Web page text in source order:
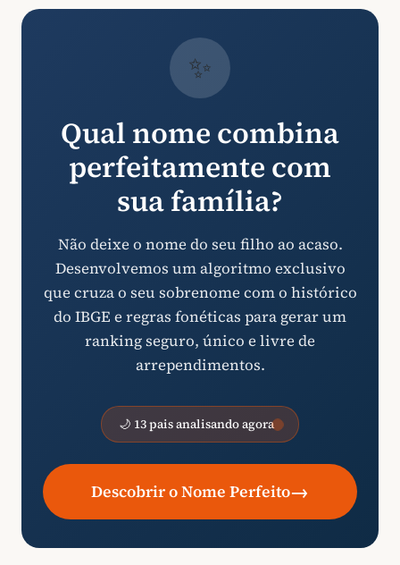
✨
Qual nome combina
perfeitamente com
sua família?
Não deixe o nome do seu filho ao acaso.
Desenvolvemos um algoritmo exclusivo
que cruza o seu sobrenome com o histórico
do IBGE e regras fonéticas para gerar um
ranking seguro, único e livre de
arrependimentos.
🌙 13 pais analisando agora
Descobrir o Nome Perfeito→